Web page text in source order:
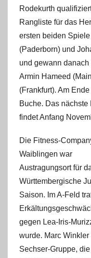
Rodekurth
Rangliste für das
ersten beiden
(Paderborn) und
und gewann
Armin Hameed
(Frankfurt). Am
Buche. Das
findet Anfang
Die Fitness-
Waiblingen war
Austragungsort für
Württembergische
Saison. Im A-Feld
gegen Lea-Iris-
wurde. Marc
Sechser-Gruppe,